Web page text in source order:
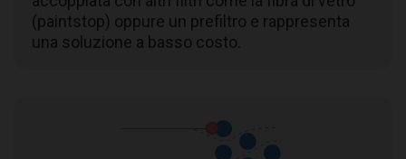
(paintstop) oppure un prefiltro e rappresenta
una soluzione a basso costo.